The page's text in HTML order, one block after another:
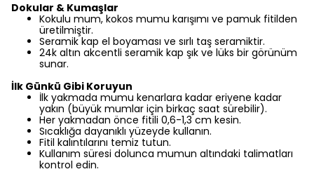
Dokular & Kumaşlar
Kokulu mum, kokos mumu karışımı ve pamuk fitilden
üretilmiştir.
Seramik kap el boyaması ve sırlı taş seramiktir.
24k altın akcentli seramik kap şık ve lüks bir görünüm
sunar.
İlk Günkü Gibi Koruyun
İlk yakmada mumu kenarlara kadar eriyene kadar
yakın (büyük mumlar için birkaç saat sürebilir).
Her yakmadan önce fitili 0,6-1,3 cm kesin.
Sıcaklığa dayanıklı yüzeyde kullanın.
Fitil kalıntılarını temiz tutun.
Kullanım süresi dolunca mumun altındaki talimatları
kontrol edin.